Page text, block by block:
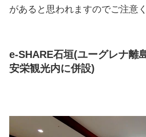
があると思われますのでご注意く
e-SHARE石垣(ユーグレナ離
安栄観光内に併設)